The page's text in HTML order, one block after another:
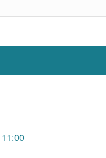
11:00